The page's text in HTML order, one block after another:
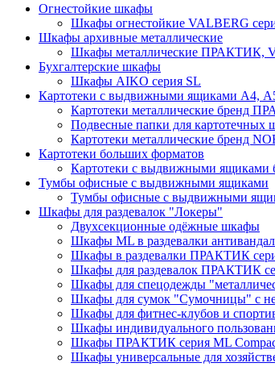
Огнестойкие шкафы
Шкафы огнестойкие VALBERG
Шкафы архивные металлические
Шкафы металлические ПРАКТИК,
Бухгалтерские шкафы
Шкафы AIKO серия SL
Картотеки с выдвижными ящиками А4,
Картотеки металлические бренд
Подвесные папки для картотечных
Картотеки металлические бренд
Картотеки больших форматов
Картотеки с выдвижными
Тумбы офисные с выдвижными ящиками
Тумбы офисные с выдвижными
Шкафы для раздевалок "Локеры"
Двухсекционные одёжные шкафы
Шкафы ML в раздевалки
Шкафы в раздевалки ПРАКТИК
Шкафы для раздевалок ПРАКТИК
Шкафы для спецодежды
Шкафы для сумок "Сумочницы" с
Шкафы для фитнес-клубов и
Шкафы индивидуального
Шкафы ПРАКТИК серия ML
Шкафы универсальные для